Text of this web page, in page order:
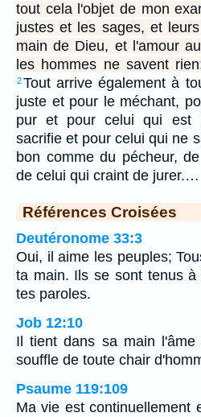
tout cela l'objet de mon
justes et les sages, et
main de Dieu, et l'amour
les hommes ne savent
2Tout arrive également à
juste et pour le méchant,
pur et pour celui qui est
sacrifie et pour celui qui ne
bon comme du pécheur,
de celui qui craint de jurer.…
Références Croisées
Deutéronome 33:3
Oui, il aime les peuples;
ta main. Ils se sont tenus
tes paroles.
Job 12:10
Il tient dans sa main
souffle de toute chair
Psaume 119:109
Ma vie est continuellement